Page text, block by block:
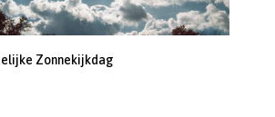
Zonnekijkdag